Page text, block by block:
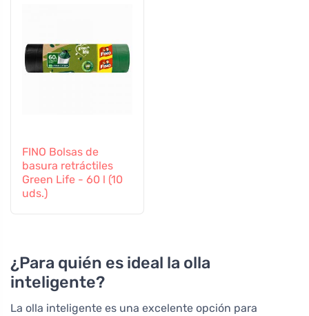
FINO Bolsas de
basura retráctiles
Green Life - 60 l (10
uds.)
¿Para quién es ideal la olla
inteligente?
La olla inteligente es una excelente opción para